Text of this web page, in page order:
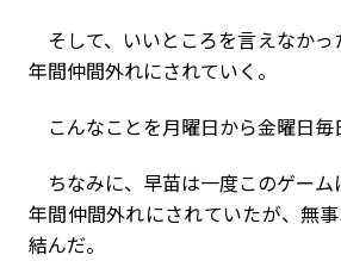
そして、いいところを言えなかっ
年間仲間外れにされていく。
こんなことを月曜日から金曜日毎
ちなみに、早苗は一度このゲーム
年間仲間外れにされていたが、無
結んだ。